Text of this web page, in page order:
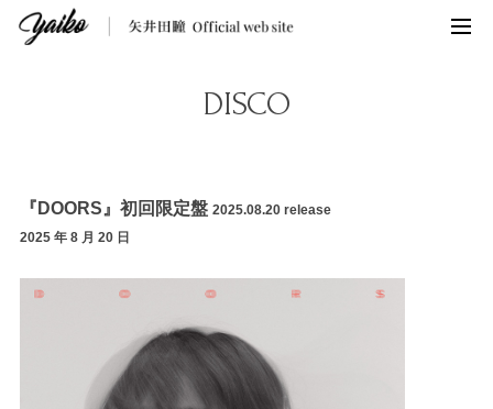
DISCO
『DOORS』初回限定盤 2025.08.20 release
2025 年 8 月 20 日